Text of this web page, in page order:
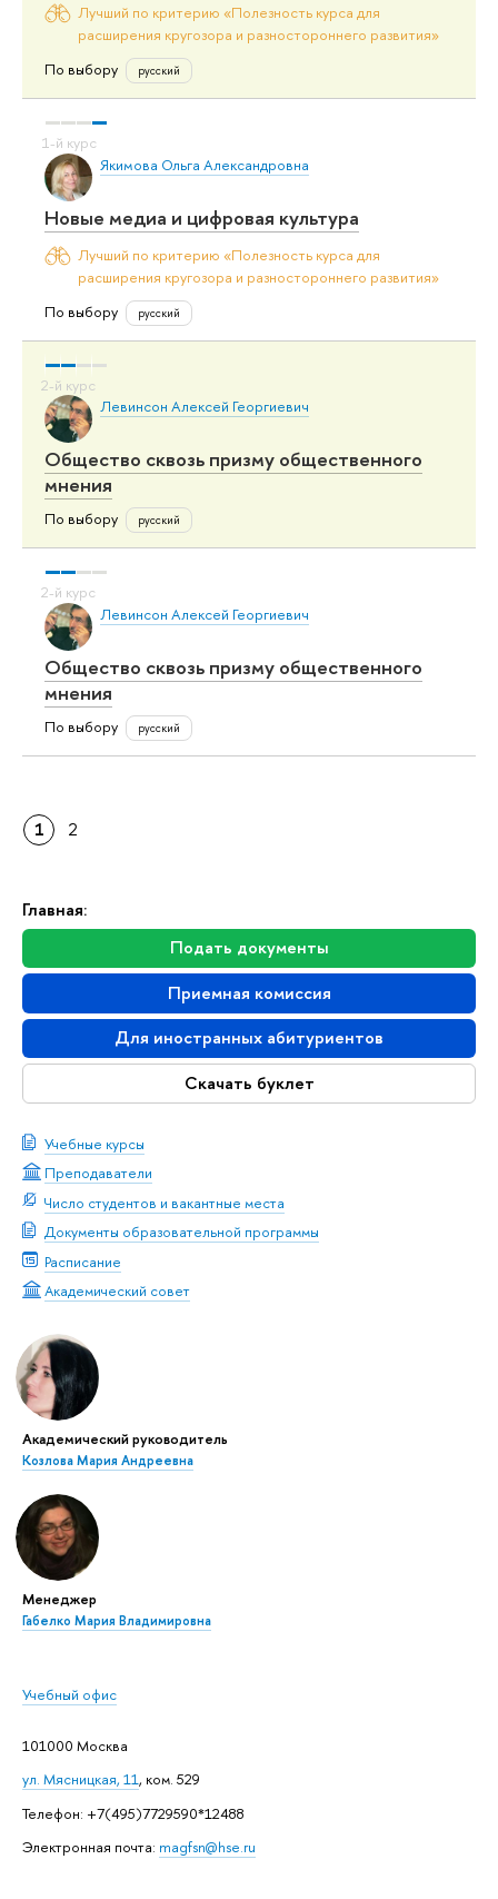
Главная:
Подать документы
Приемная комиссия
Для иностранных абитуриентов
Скачать буклет
Учебные курсы
Преподаватели
Число студентов и вакантные места
Документы образовательной программы
Расписание
Академический совет
Академический руководитель
Козлова Мария Андреевна
Менеджер
Габелко Мария Владимировна
Учебный офис
101000 Москва
ул. Мясницкая, 11, ком. 529
Телефон: +7(495)7729590*12488
Электронная почта: magfsn@hse.ru
Лучший по критерию «Полезность курса для
расширения кругозора и разностороннего развития»
По выбору
русский
Якимова Ольга Александровна
Новые медиа и цифровая культура
Лучший по критерию «Полезность курса для
расширения кругозора и разностороннего развития»
По выбору
русский
Левинсон Алексей Георгиевич
Общество сквозь призму общественного
мнения
По выбору русский
Левинсон Алексей Георгиевич
Общество сквозь призму общественного
мнения
По выбору русский
1 2